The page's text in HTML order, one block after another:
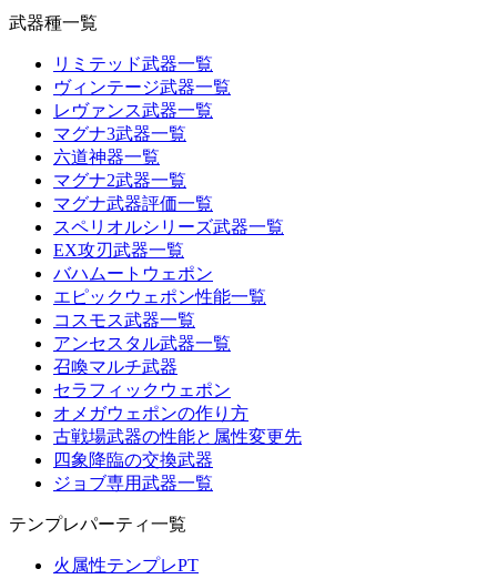
武器種一覧
リミテッド武器一覧
ヴィンテージ武器一覧
レヴァンス武器一覧
マグナ3武器一覧
六道神器一覧
マグナ2武器一覧
マグナ武器評価一覧
スペリオルシリーズ武器一覧
EX攻刃武器一覧
バハムートウェポン
エピックウェポン性能一覧
コスモス武器一覧
アンセスタル武器一覧
召喚マルチ武器
セラフィックウェポン
オメガウェポンの作り方
古戦場武器の性能と属性変更先
四象降臨の交換武器
ジョブ専用武器一覧
テンプレパーティ一覧
火属性テンプレPT